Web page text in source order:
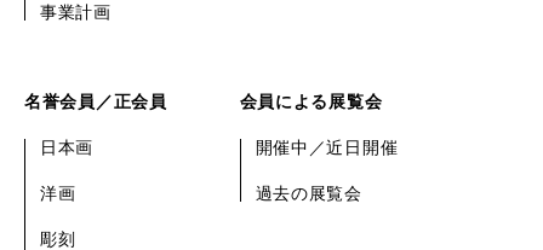
事業計画
名誉会員／正会員
日本画
洋画
彫刻
会員による展覧会
開催中／近日開催
過去の展覧会